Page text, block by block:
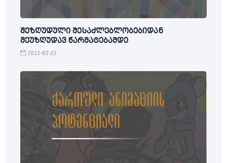
შეზღუდული შესაძლებლობებიდან
შეუზღუდავ წარმატებამდე
2022-02-23